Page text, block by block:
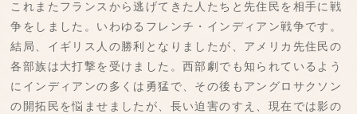
これまたフランスから逃げてきた人たちと先住民を相手に戦
争をしました。いわゆるフレンチ・インディアン戦争です。
結局、イギリス人の勝利となりましたが、アメリカ先住民の
各部族は大打撃を受けました。西部劇でも知られているよう
にインディアンの多くは勇猛で、その後もアングロサクソン
の開拓民を悩ませましたが、長い迫害のすえ、現在では影の